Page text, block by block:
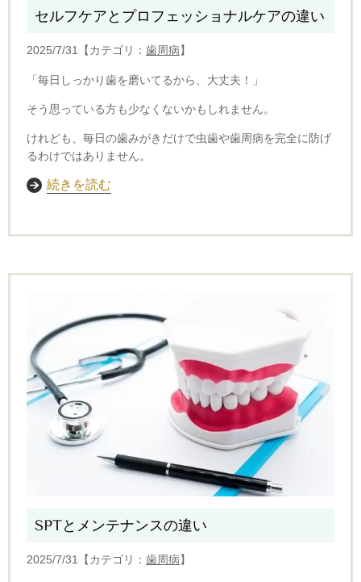
セルフケアとプロフェッショナルケアの違い
2025/7/31【カテゴリ： 歯周病】
「毎日しっかり歯を磨いてるから、大丈夫！」
そう思っている方も少なくないかもしれません。
けれども、毎日の歯みがきだけで虫歯や歯周病を完全に防げ
るわけではありません。
続きを読む
SPTとメンテナンスの違い
2025/7/31【カテゴリ： 歯周病】